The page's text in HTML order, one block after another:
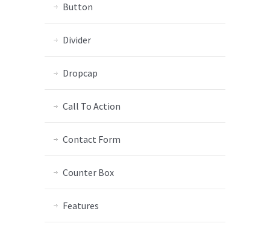
Button
Divider
Dropcap
Call To Action
Contact Form
Counter Box
Features